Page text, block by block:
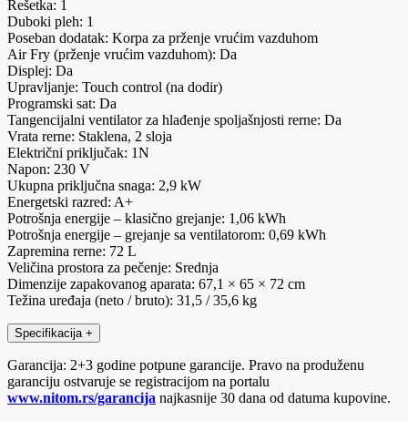
Rešetka: 1
Duboki pleh: 1
Poseban dodatak: Korpa za prženje vrućim vazduhom
Air Fry (prženje vrućim vazduhom): Da
Displej: Da
Upravljanje: Touch control (na dodir)
Programski sat: Da
Tangencijalni ventilator za hlađenje spoljašnjosti rerne: Da
Vrata rerne: Staklena, 2 sloja
Električni priključak: 1N
Napon: 230 V
Ukupna priključna snaga: 2,9 kW
Energetski razred: A+
Potrošnja energije – klasično grejanje: 1,06 kWh
Potrošnja energije – grejanje sa ventilatorom: 0,69 kWh
Zapremina rerne: 72 L
Veličina prostora za pečenje: Srednja
Dimenzije zapakovanog aparata: 67,1 × 65 × 72 cm
Težina uređaja (neto / bruto): 31,5 / 35,6 kg
Specifikacija +
Garancija: 2+3 godine potpune garancije. Pravo na produženu
garanciju ostvaruje se registracijom na portalu
www.nitom.rs/garancija najkasnije 30 dana od datuma kupovine.